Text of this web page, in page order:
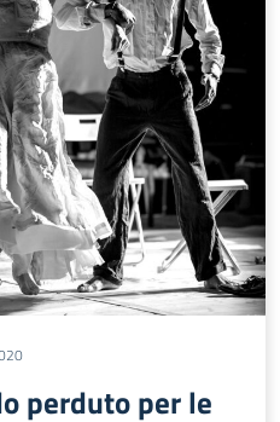
perduto per le